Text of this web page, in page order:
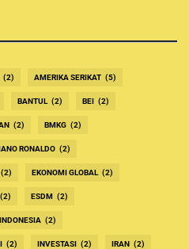
(2) AMERIKA SERIKAT (5)
BANTUL (2) BEI (2)
(2) BMKG (2)
RONALDO (2)
(2) EKONOMI GLOBAL (2)
(2) ESDM (2)
(2)
(2) INVESTASI (2) IRAN (2)